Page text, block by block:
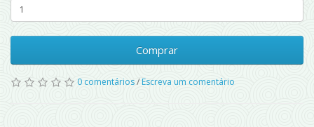
Comprar
0 comentários/Escreva um comentário